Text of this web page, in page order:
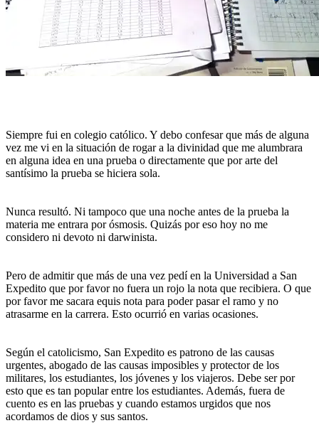
Siempre fui en colegio católico. Y debo confesar que más de alguna
vez me vi en la situación de rogar a la divinidad que me alumbrara
en alguna idea en una prueba o directamente que por arte del
santísimo la prueba se hiciera sola.
Nunca resultó. Ni tampoco que una noche antes de la prueba la
materia me entrara por ósmosis. Quizás por eso hoy no me
considero ni devoto ni darwinista.
Pero de admitir que más de una vez pedí en la Universidad a San
Expedito que por favor no fuera un rojo la nota que recibiera. O que
por favor me sacara equis nota para poder pasar el ramo y no
atrasarme en la carrera. Esto ocurrió en varias ocasiones.
Según el catolicismo, San Expedito es patrono de las causas
urgentes, abogado de las causas imposibles y protector de los
militares, los estudiantes, los jóvenes y los viajeros. Debe ser por
esto que es tan popular entre los estudiantes. Además, fuera de
cuento es en las pruebas y cuando estamos urgidos que nos
acordamos de dios y sus santos.